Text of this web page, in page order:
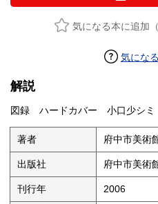
気になる本に追加
気にな
解説
図録 ハードカバー 小口少シ
著者 府中市美
出版社 府中市美術
刊行年 2006